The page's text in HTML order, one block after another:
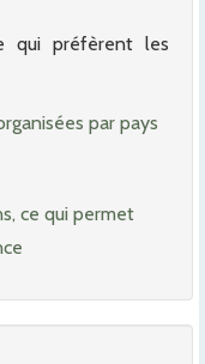
qui préfèrent les
par pays
ce qui permet